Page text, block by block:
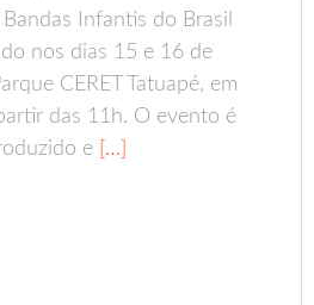
Infantis do Brasil
nos dias 15 e 16 de
CERET Tatuapé, em
das 11h. O evento é
e […]